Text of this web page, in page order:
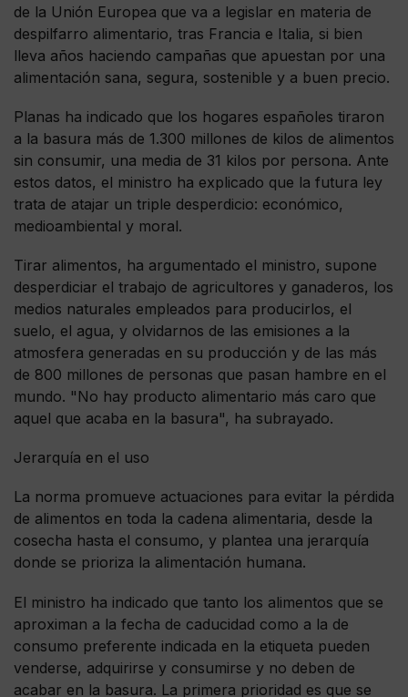
de la Unión Europea que va a legislar en materia de
despilfarro alimentario, tras Francia e Italia, si bien
lleva años haciendo campañas que apuestan por una
alimentación sana, segura, sostenible y a buen precio.
Planas ha indicado que los hogares españoles tiraron
a la basura más de 1.300 millones de kilos de alimentos
sin consumir, una media de 31 kilos por persona. Ante
estos datos, el ministro ha explicado que la futura ley
trata de atajar un triple desperdicio: económico,
medioambiental y moral.
Tirar alimentos, ha argumentado el ministro, supone
desperdiciar el trabajo de agricultores y ganaderos, los
medios naturales empleados para producirlos, el
suelo, el agua, y olvidarnos de las emisiones a la
atmosfera generadas en su producción y de las más
de 800 millones de personas que pasan hambre en el
mundo. "No hay producto alimentario más caro que
aquel que acaba en la basura", ha subrayado.
Jerarquía en el uso
La norma promueve actuaciones para evitar la pérdida
de alimentos en toda la cadena alimentaria, desde la
cosecha hasta el consumo, y plantea una jerarquía
donde se prioriza la alimentación humana.
El ministro ha indicado que tanto los alimentos que se
aproximan a la fecha de caducidad como a la de
consumo preferente indicada en la etiqueta pueden
venderse, adquirirse y consumirse y no deben de
acabar en la basura. La primera prioridad es que se